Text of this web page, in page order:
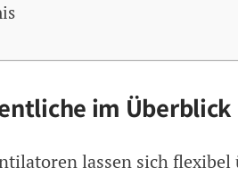
im Überblick
lassen sich